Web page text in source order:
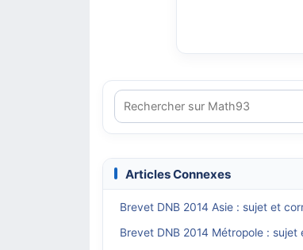
Articles Connexes
Brevet DNB 2014 Asie : sujet et
Brevet DNB 2014 Métropole :